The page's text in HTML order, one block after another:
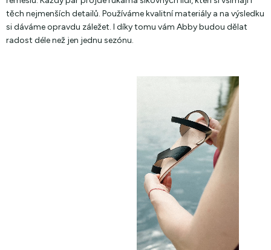
těch nejmenších detailů. Používáme kvalitní materiály a na výsledku
si dáváme opravdu záležet. I díky tomu vám Abby budou dělat
radost déle než jen jednu sezónu.